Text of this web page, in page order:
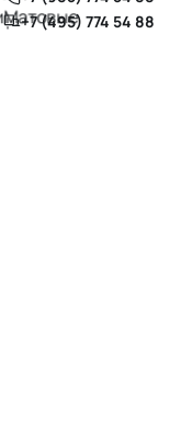
+7 (495) 774 54 88